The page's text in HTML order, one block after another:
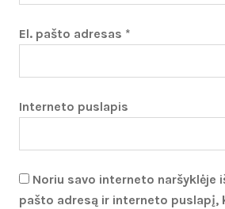
El. pašto adresas *
Interneto puslapis
Noriu savo interneto naršyklėje
pašto adresą ir interneto puslapį,